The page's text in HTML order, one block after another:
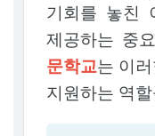
기회를 놓친
제공하는 중
문학교는 이
지원하는 역